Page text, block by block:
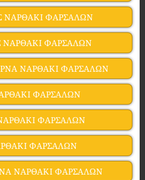
ΝΑΡΘΑΚΙ ΦΑΡΣΑΛΩΝ
ΝΑΡΘΑΚΙ ΦΑΡΣΑΛΩΝ
ΝΑΡΘΑΚΙ ΦΑΡΣΑΛΩΝ
ΦΑΡΣΑΛΩΝ
ΦΑΡΣΑΛΩΝ
ΦΑΡΣΑΛΩΝ
ΝΑΡΘΑΚΙ ΦΑΡΣΑΛΩΝ